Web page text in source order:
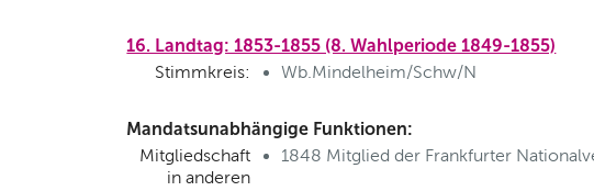
16. Landtag: 1853-1855 (8. Wahlperiode 1849-1855)
Stimmkreis: Wb.Mindelheim/Schw/N
Mandatsunabhängige Funktionen:
Mitgliedschaft
in anderen
1848 Mitglied der Frankfurter